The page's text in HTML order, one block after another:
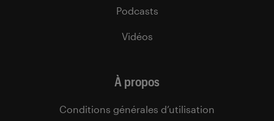
Podcasts
Vidéos
À propos
Conditions générales d’utilisation